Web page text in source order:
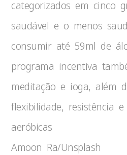
categorizados em cinco
saudável e o menos
consumir até 59ml de
programa incentiva
meditação e ioga, além
flexibilidade, resistência
aeróbicas
Amoon Ra/Unsplash